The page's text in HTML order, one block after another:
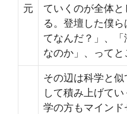
元
ていくのが全体
る。登壇した僕
てなんだ？」、「
なのか」、ってと
その辺は科学と
して積み上げて
学の方もマイン